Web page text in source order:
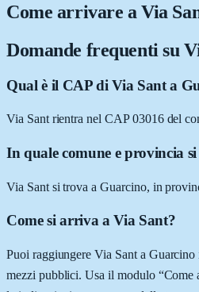
Come arrivare aVia
Domande frequenti su
Qual è il CAP di Via Sant a
Via Sant rientra nel CAP 03016 del
In quale comune e provincia
Via Sant si trova a Guarcino, in
Come si arriva a Via Sant?
Puoi raggiungere Via Sant a
mezzi pubblici. Usa il modulo “Come